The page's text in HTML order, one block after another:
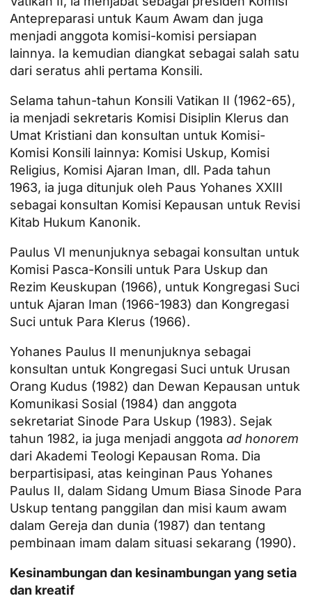
Antepreparasi untuk Kaum Awam dan juga
menjadi anggota komisi-komisi persiapan
lainnya. Ia kemudian diangkat sebagai salah satu
dari seratus ahli pertama Konsili.
Selama tahun-tahun Konsili Vatikan II (1962-65),
ia menjadi sekretaris Komisi Disiplin Klerus dan
Umat Kristiani dan konsultan untuk Komisi-
Komisi Konsili lainnya: Komisi Uskup, Komisi
Religius, Komisi Ajaran Iman, dll. Pada tahun
1963, ia juga ditunjuk oleh Paus Yohanes XXIII
sebagai konsultan Komisi Kepausan untuk Revisi
Kitab Hukum Kanonik.
Paulus VI menunjuknya sebagai konsultan untuk
Komisi Pasca-Konsili untuk Para Uskup dan
Rezim Keuskupan (1966), untuk Kongregasi Suci
untuk Ajaran Iman (1966-1983) dan Kongregasi
Suci untuk Para Klerus (1966).
Yohanes Paulus II menunjuknya sebagai
konsultan untuk Kongregasi Suci untuk Urusan
Orang Kudus (1982) dan Dewan Kepausan untuk
Komunikasi Sosial (1984) dan anggota
sekretariat Sinode Para Uskup (1983). Sejak
tahun 1982, ia juga menjadi anggota ad honorem
dari Akademi Teologi Kepausan Roma. Dia
berpartisipasi, atas keinginan Paus Yohanes
Paulus II, dalam Sidang Umum Biasa Sinode Para
Uskup tentang panggilan dan misi kaum awam
dalam Gereja dan dunia (1987) dan tentang
pembinaan imam dalam situasi sekarang (1990).
Kesinambungan dan kesinambungan yang setia
dan kreatif